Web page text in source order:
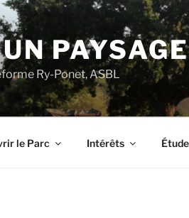
Ry-Ponet, ASBL
le Parc Intérêts